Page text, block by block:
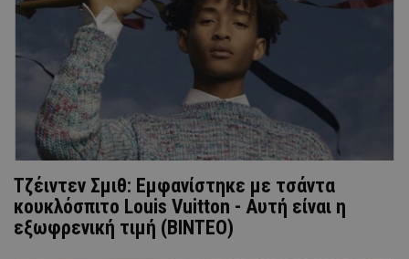
Τζέιντεν Σμιθ: Eμφανίστηκε με τσάντα
κουκλόσπιτο Louis Vuitton - Αυτή είναι η
εξωφρενική τιμή (ΒΙΝΤΕΟ)